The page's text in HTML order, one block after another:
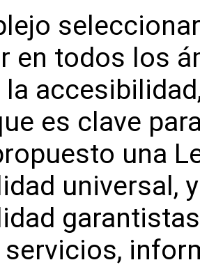
en todos los
es clave
una
universal,
servicios,